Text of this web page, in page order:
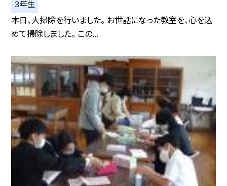
３年生
本日、大掃除を行いました。 お世話になった教室を、心を込
めて掃除しました。 この...